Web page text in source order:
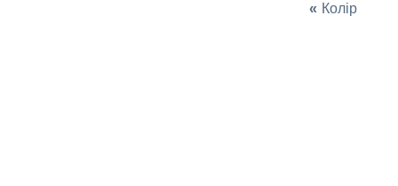
« Колір